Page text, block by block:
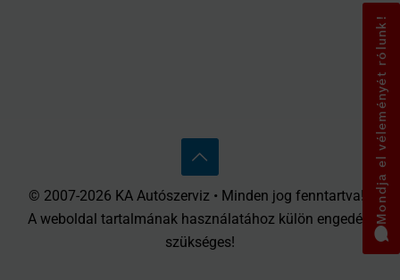
Mondja el véleményét rólunk!
© 2007-2026 KA Autószerviz • Minden jog fenntartva! •
A weboldal tartalmának használatához külön engedély
szükséges!